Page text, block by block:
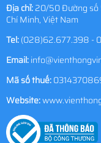
Địa chỉ:20/50 Đường số
Chí Minh, Việt Nam
Tel:(028)62.677.398 -
Email:
Mã số thuế:
Website: